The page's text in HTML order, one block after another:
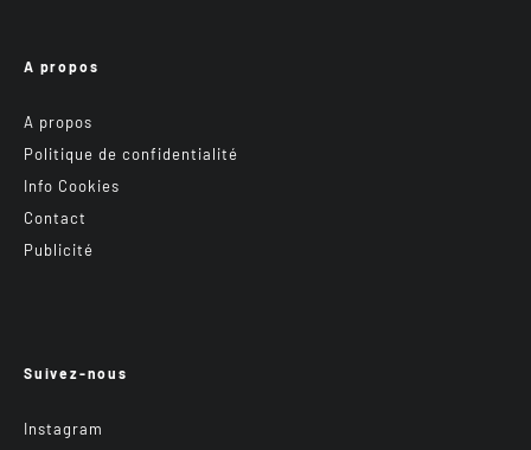
A propos
A propos
Politique de confidentialité
Info Cookies
Contact
Publicité
Suivez-nous
Instagram